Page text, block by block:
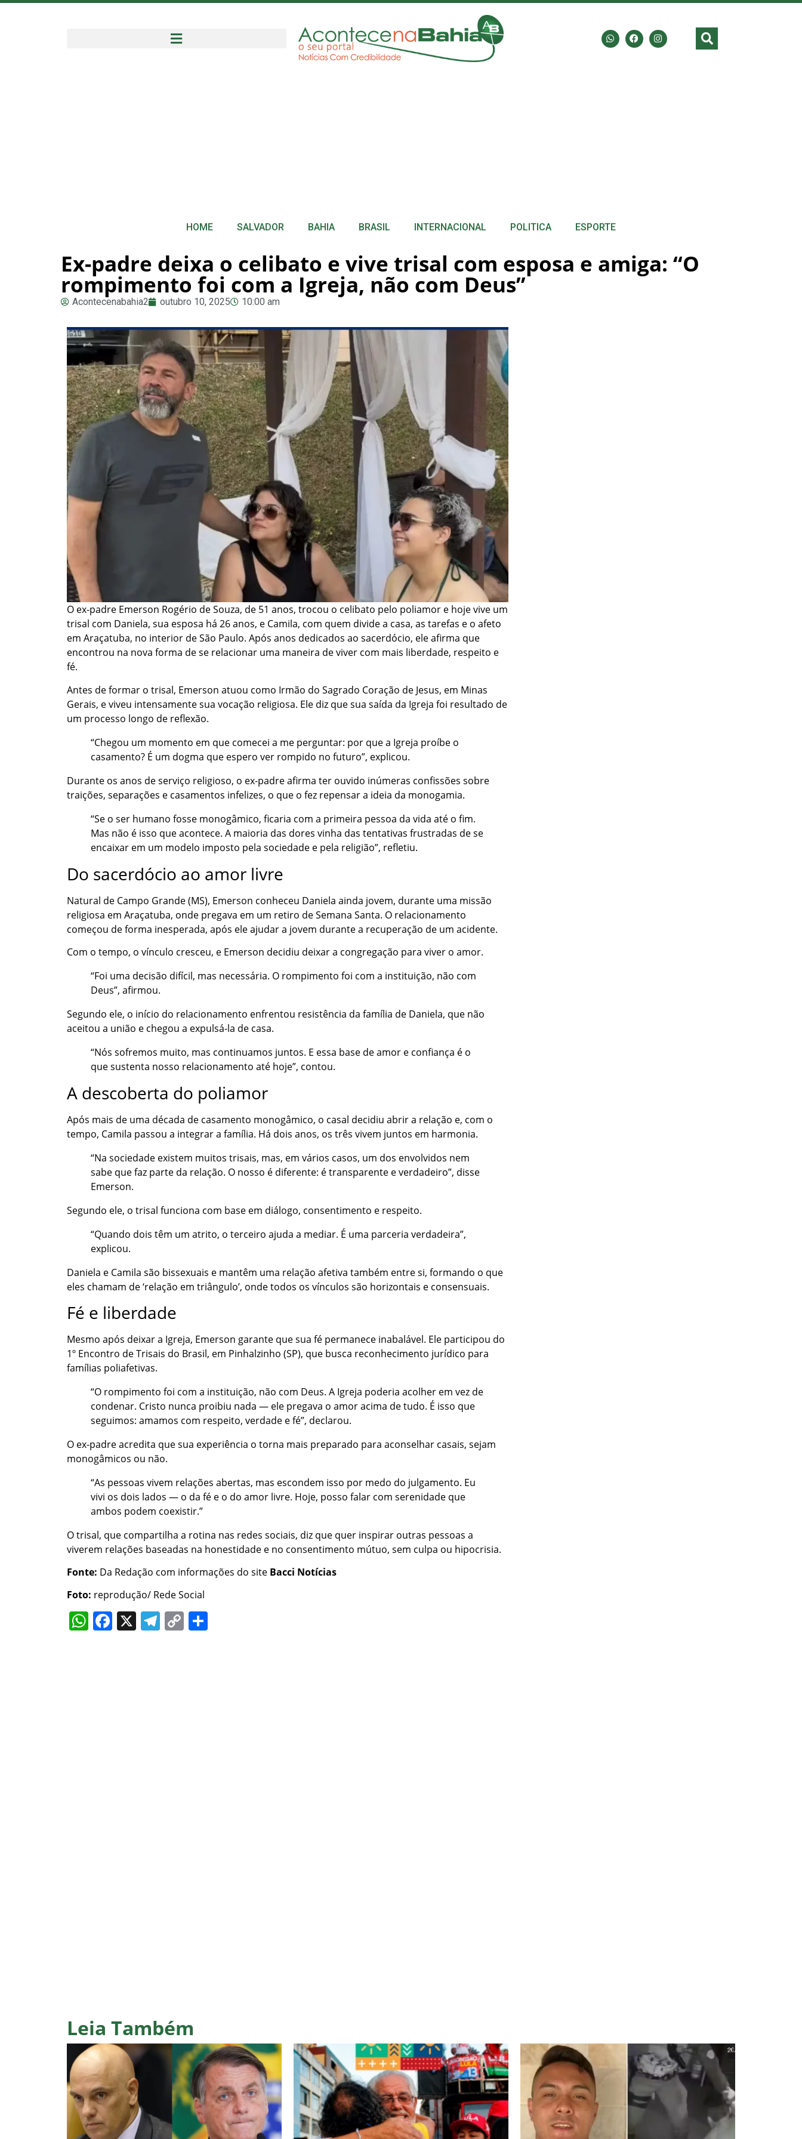
HOME SALVADOR BAHIA BRASIL INTERNACIONAL POLITICA ESPORTE
Ex-padre deixa o celibato e vive trisal com esposa e amiga: “O
rompimento foi com a Igreja, não com Deus”
Acontecenabahia2 outubro 10, 2025 10:00 am
O ex-padre Emerson Rogério de Souza, de 51 anos, trocou o celibato pelo poliamor e hoje vive um
trisal com Daniela, sua esposa há 26 anos, e Camila, com quem divide a casa, as tarefas e o afeto
em Araçatuba, no interior de São Paulo. Após anos dedicados ao sacerdócio, ele afirma que
encontrou na nova forma de se relacionar uma maneira de viver com mais liberdade, respeito e
fé.
Antes de formar o trisal, Emerson atuou como Irmão do Sagrado Coração de Jesus, em Minas
Gerais, e viveu intensamente sua vocação religiosa. Ele diz que sua saída da Igreja foi resultado de
um processo longo de reflexão.
“Chegou um momento em que comecei a me perguntar: por que a Igreja proíbe o
casamento? É um dogma que espero ver rompido no futuro”, explicou.
Durante os anos de serviço religioso, o ex-padre afirma ter ouvido inúmeras confissões sobre
traições, separações e casamentos infelizes, o que o fez repensar a ideia da monogamia.
“Se o ser humano fosse monogâmico, ficaria com a primeira pessoa da vida até o fim.
Mas não é isso que acontece. A maioria das dores vinha das tentativas frustradas de se
encaixar em um modelo imposto pela sociedade e pela religião”, refletiu.
Do sacerdócio ao amor livre
Natural de Campo Grande (MS), Emerson conheceu Daniela ainda jovem, durante uma missão
religiosa em Araçatuba, onde pregava em um retiro de Semana Santa. O relacionamento
começou de forma inesperada, após ele ajudar a jovem durante a recuperação de um acidente.
Com o tempo, o vínculo cresceu, e Emerson decidiu deixar a congregação para viver o amor.
“Foi uma decisão difícil, mas necessária. O rompimento foi com a instituição, não com
Deus”, afirmou.
Segundo ele, o início do relacionamento enfrentou resistência da família de Daniela, que não
aceitou a união e chegou a expulsá-la de casa.
“Nós sofremos muito, mas continuamos juntos. E essa base de amor e confiança é o
que sustenta nosso relacionamento até hoje”, contou.
A descoberta do poliamor
Após mais de uma década de casamento monogâmico, o casal decidiu abrir a relação e, com o
tempo, Camila passou a integrar a família. Há dois anos, os três vivem juntos em harmonia.
“Na sociedade existem muitos trisais, mas, em vários casos, um dos envolvidos nem
sabe que faz parte da relação. O nosso é diferente: é transparente e verdadeiro”, disse
Emerson.
Segundo ele, o trisal funciona com base em diálogo, consentimento e respeito.
“Quando dois têm um atrito, o terceiro ajuda a mediar. É uma parceria verdadeira”,
explicou.
Daniela e Camila são bissexuais e mantêm uma relação afetiva também entre si, formando o que
eles chamam de ‘relação em triângulo’, onde todos os vínculos são horizontais e consensuais.
Fé e liberdade
Mesmo após deixar a Igreja, Emerson garante que sua fé permanece inabalável. Ele participou do
1º Encontro de Trisais do Brasil, em Pinhalzinho (SP), que busca reconhecimento jurídico para
famílias poliafetivas.
“O rompimento foi com a instituição, não com Deus. A Igreja poderia acolher em vez de
condenar. Cristo nunca proibiu nada — ele pregava o amor acima de tudo. É isso que
seguimos: amamos com respeito, verdade e fé”, declarou.
O ex-padre acredita que sua experiência o torna mais preparado para aconselhar casais, sejam
monogâmicos ou não.
“As pessoas vivem relações abertas, mas escondem isso por medo do julgamento. Eu
vivi os dois lados — o da fé e o do amor livre. Hoje, posso falar com serenidade que
ambos podem coexistir.”
O trisal, que compartilha a rotina nas redes sociais, diz que quer inspirar outras pessoas a
viverem relações baseadas na honestidade e no consentimento mútuo, sem culpa ou hipocrisia.
Fonte: Da Redação com informações do site Bacci Notícias
Foto: reprodução/ Rede Social
WhatsApp
Facebook
X Telegram
Copy
Leia Também